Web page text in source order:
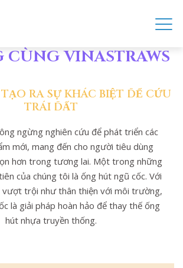
TAY BẢO VỆ MÔI
CÙNG VINASTRAWS
RA SỰ KHÁC BIỆT ĐỂ CỨU
TRÁI ĐẤT
ngừng nghiên cứu để phát triển các
mới, mang đến cho người tiêu dùng
hơn trong tương lai. Một trong những
của chúng tôi là ống hút ngũ cốc. Với
vượt trội như thân thiện với môi trường,
là giải pháp hoàn hảo để thay thế ống
hút nhựa truyền thống.